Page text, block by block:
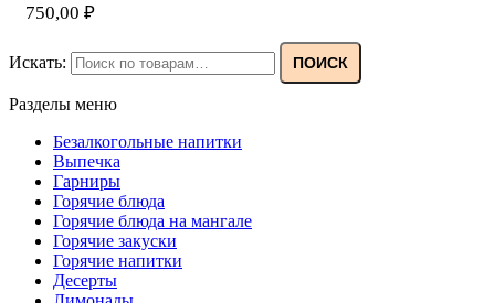
750,00 ₽
Искать: ПОИСК
Разделы меню
Безалкогольные напитки
Выпечка
Гарниры
Горячие блюда
Горячие блюда на мангале
Горячие закуски
Горячие напитки
Десерты